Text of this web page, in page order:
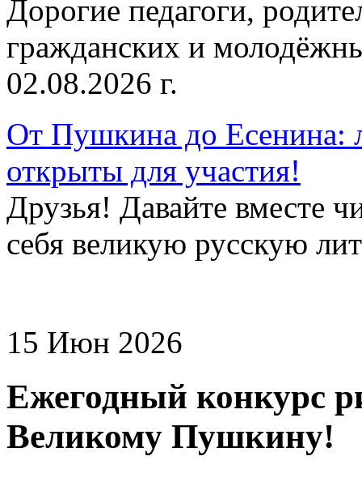
Дорогие педагоги,
гражданских и
02.08.2026 г.
От Пушкина до Есенина:
открыты для участия!
Друзья! Давайте вместе
себя великую русскую
15 Июн 2026
Ежегодный конкурс
Великому Пушкину!